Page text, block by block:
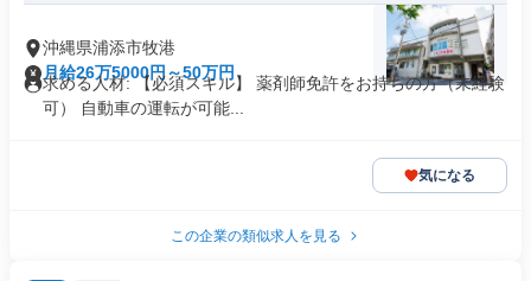
沖縄県浦添市牧港
月給26万5000円～50万円
求める人材: 【必須スキル】 薬剤師免許をお持ちの方（未経験
可） 自動車の運転が可能...
気になる
この企業の類似求人を見る